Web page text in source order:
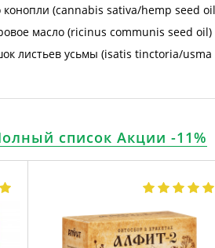
конопли (cannabis sativa/hemp seed
масло (ricinus communis seed oil)
листьев усьмы (isatis tinctoria/
список Акции -11%